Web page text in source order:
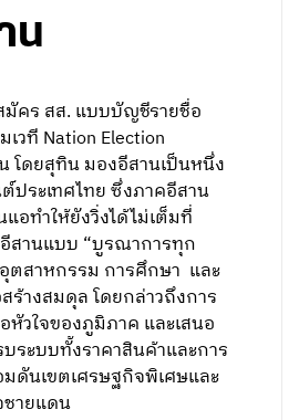
น
คร สส. แบบบัญชีรายชื่อ
วที Nation Election
น โดยสุทิน มองอีสานเป็นหนึ่ง
ประเทศไทย ซึ่งภาคอีสาน
อทำให้ยังวิ่งได้ไม่เต็มที่
สานแบบ “บูรณาการทุก
ตสาหกรรม การศึกษา และ
ร้างสมดุล โดยกล่าวถึงการ
วใจของภูมิภาค และเสนอ
ระบบทั้งราคาสินค้าและการ
ดันเขตเศรษฐกิจพิเศษและ
ชายแดน